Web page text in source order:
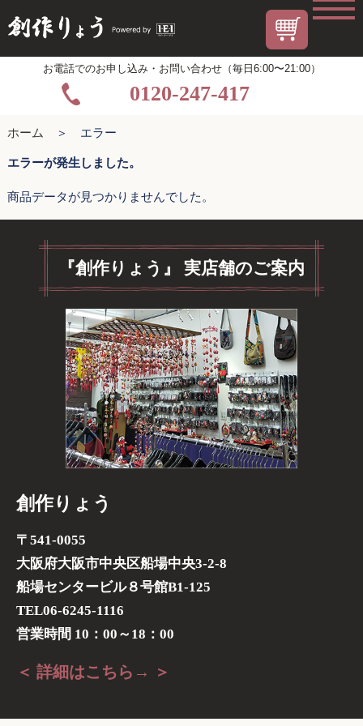
お電話でのお申し込み・お問い合わせ（毎日6:00〜21:00）
0120-247-417
ホーム ＞ エラー
エラーが発生しました。
商品データが見つかりませんでした。
『創作りょう』 実店舗のご案内
創作りょう
〒541-0055
大阪府大阪市中央区船場中央3-2-8
船場センタービル８号館B1-125
TEL06-6245-1116
営業時間 10：00～18：00
＜ 詳細はこちら→ ＞